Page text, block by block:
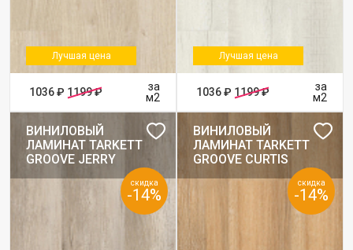
Лучшая цена
1036 ₽ 1199 ₽
за
м2
Лучшая цена
1036 ₽ 1199 ₽
за
м2
ВИНИЛОВЫЙ
ЛАМИНАТ TARKETT
GROOVE JERRY
скидка
-14%
ВИНИЛОВЫЙ
ЛАМИНАТ TARKETT
GROOVE CURTIS
скидка
-14%